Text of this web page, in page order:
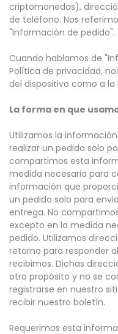
criptomonedas),
de teléfono. Nos
"Información de pedido".
Cuando hablamos de
Política de privacidad,
del dispositivo como a
La forma en que
Utilizamos la
realizar un pedido solo
compartimos esta
medida necesaria para
información que
un pedido solo para
entrega. No
excepto en la medida
pedido. Utilizamos
retorno para responder
recibimos. Dichas
otro propósito y no se
registrarse en nuestro
recibir nuestro boletín.
Requerimos esta